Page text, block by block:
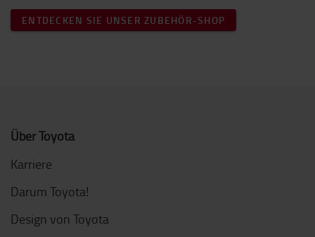
ENTDECKEN SIE UNSER ZUBEHÖR-SHOP
Über Toyota
Karriere
Darum Toyota!
Design von Toyota